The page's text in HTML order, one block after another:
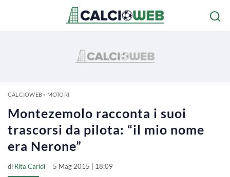
CALCIOWEB» MOTORI
Montezemolo racconta i suoi
trascorsi da pilota: “il mio nome
era Nerone”
di Rita Caridi 5 Mag 2015 | 18:09